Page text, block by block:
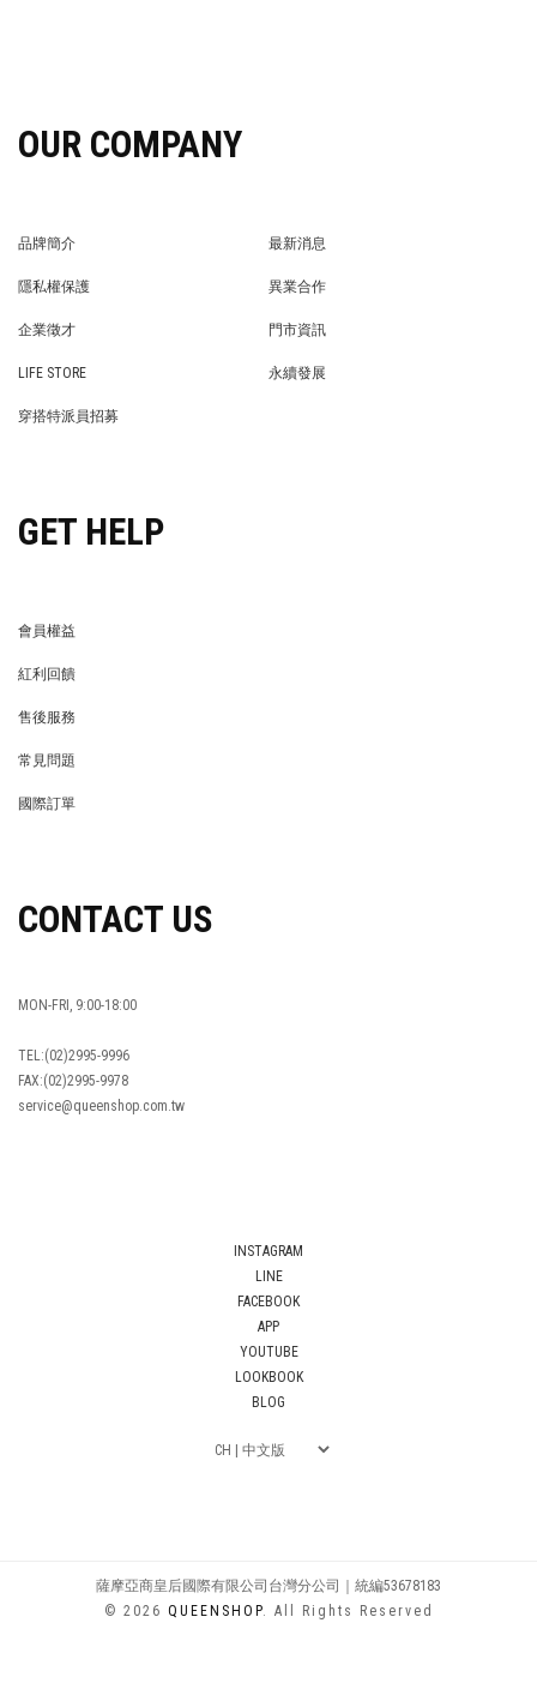
OUR COMPANY
品牌簡介
最新消息
隱私權保護
異業合作
企業徵才
門市資訊
LIFE STORE
永續發展
穿搭特派員招募
GET HELP
會員權益
紅利回饋
售後服務
常見問題
國際訂單
CONTACT US
MON-FRI, 9:00-18:00
TEL:(02)2995-9996
FAX:(02)2995-9978
service@queenshop.com.tw
INSTAGRAM
LINE
FACEBOOK
APP
YOUTUBE
LOOKBOOK
BLOG
薩摩亞商皇后國際有限公司台灣分公司｜統編53678183
© 2026 QUEENSHOP. All Rights Reserved